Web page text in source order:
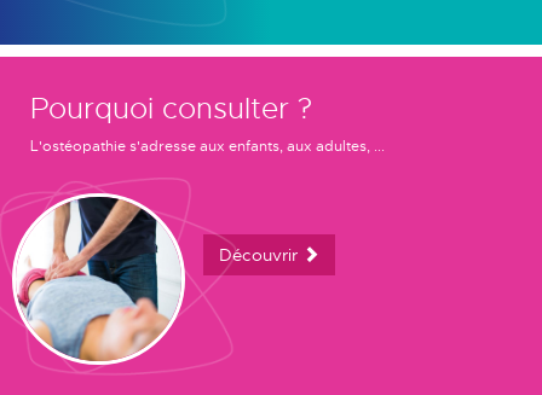
Pourquoi consulter ?
L'ostéopathie s'adresse aux enfants, aux adultes, ...
Découvrir